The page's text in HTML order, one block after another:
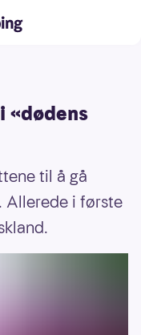
til å gå
Allerede i første